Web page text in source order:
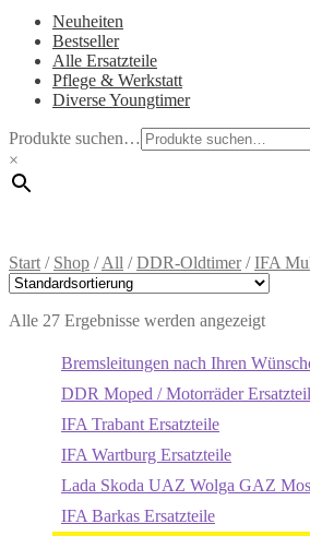
Neuheiten
Bestseller
Alle Ersatzteile
Pflege & Werkstatt
Diverse Youngtimer
Produkte suchen…
×
Start / Shop /All /DDR-Oldtimer/IFA
Alle 27 Ergebnisse werden angezeigt
Bremsleitungen nach Ihren
DDR Moped / Motorräder
IFA Trabant Ersatzteile
IFA Wartburg Ersatzteile
Lada Skoda UAZ Wolga GAZ
IFA Barkas Ersatzteile